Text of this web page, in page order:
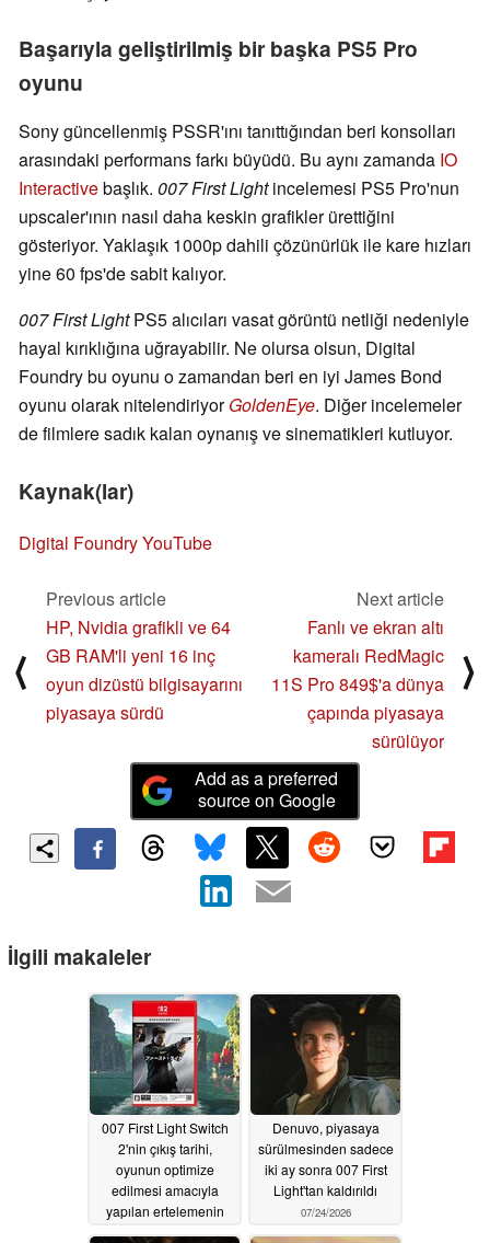
Başarıyla geliştirilmiş bir başka PS5 Pro
oyunu
Sony güncellenmiş PSSR'ını tanıttığından beri konsolları
arasındaki performans farkı büyüdü. Bu aynı zamanda IO
Interactivebaşlık. 007 First Lightincelemesi PS5 Pro'nun
upscaler'ının nasıl daha keskin grafikler ürettiğini
gösteriyor. Yaklaşık 1000p dahili çözünürlük ile kare hızları
yine 60 fps'de sabit kalıyor.
007 First LightPS5 alıcıları vasat görüntü netliği nedeniyle
hayal kırıklığına uğrayabilir. Ne olursa olsun, Digital
Foundry bu oyunu o zamandan beri en iyi James Bond
oyunu olarak nitelendiriyorGoldenEye. Diğer incelemeler
de filmlere sadık kalan oynanış ve sinematikleri kutluyor.
Kaynak(lar)
Digital Foundry YouTube
⟨
Previous article
HP, Nvidia grafikli ve 64
GB RAM'li yeni 16 inç
oyun dizüstü bilgisayarını
piyasaya sürdü
Next article
Fanlı ve ekran altı
kameralı RedMagic
11S Pro 849$'a dünya
çapında piyasaya
sürülüyor
⟩
Add as a preferred
source on Google
İlgili makaleler
007 First Light Switch
2'nin çıkış tarihi,
oyunun optimize
edilmesi amacıyla
yapılan ertelemenin
ardından sızmış olabilir
Denuvo, piyasaya
sürülmesinden sadece
iki ay sonra 007 First
Light'tan kaldırıldı
07/24/2026